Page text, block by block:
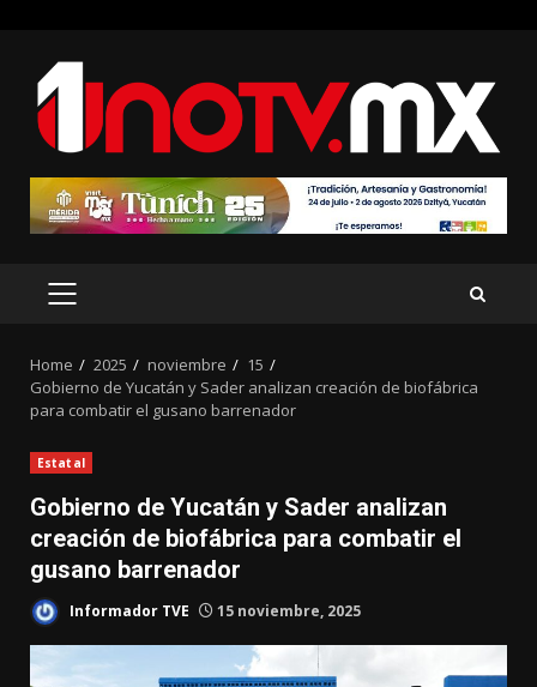
content
PRIMARY
Home 2025 noviembre
15
Gobierno de Yucatán y Sader analizan creación de biofábrica
para combatir el gusano barrenador
Estatal
Gobierno de Yucatán y Sader analizan
creación de biofábrica para combatir el
gusano barrenador
Informador TVE 15 noviembre, 2025